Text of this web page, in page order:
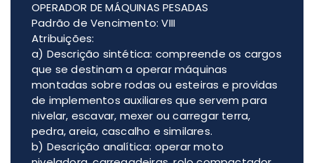
OPERADOR DE MÁQUINAS PESADAS
Padrão de Vencimento: VIII
Atribuições:
a) Descrição sintética: compreende os cargos
que se destinam a operar máquinas
montadas sobre rodas ou esteiras e providas
de implementos auxiliares que servem para
nivelar, escavar, mexer ou carregar terra,
pedra, areia, cascalho e similares.
b) Descrição analítica: operar moto